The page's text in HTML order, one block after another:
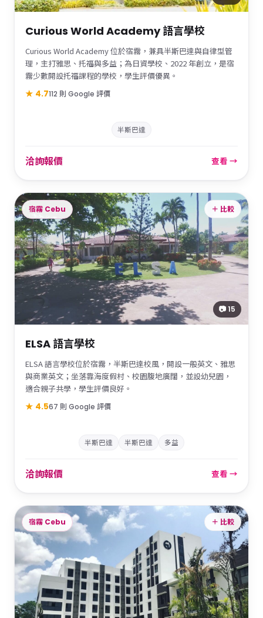
Curious World Academy 語言學校
Curious World Academy 位於宿霧，兼具半斯巴達與自律型管
理，主打雅思、托福與多益；為日資學校、2022 年創立，是宿
霧少數開設托福課程的學校，學生評價優異。
★ 4.7112 則 Google 評價
半斯巴達
洽詢報價 查看 →
宿霧 Cebu
📷 15
＋ 比較
ELSA 語言學校
ELSA 語言學校位於宿霧，半斯巴達校風，開設一般英文、雅思
與商業英文；坐落靠海度假村、校園腹地廣闊，並設幼兒園，
適合親子共學，學生評價良好。
★ 4.567 則 Google 評價
半斯巴達 半斯巴達 多益
洽詢報價 查看 →
宿霧 Cebu ＋ 比較